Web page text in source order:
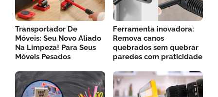
Transportador De
Móveis: Seu Novo Aliado
Na Limpeza! Para Seus
Móveis Pesados
Ferramenta inovadora:
Remova canos
quebrados sem quebrar
paredes com praticidade